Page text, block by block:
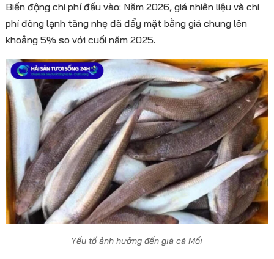
Biến động chi phí đầu vào: Năm 2026, giá nhiên liệu và chi
phí đông lạnh tăng nhẹ đã đẩy mặt bằng giá chung lên
khoảng 5% so với cuối năm 2025.
Yếu tố ảnh hưởng đến giá cá Mối